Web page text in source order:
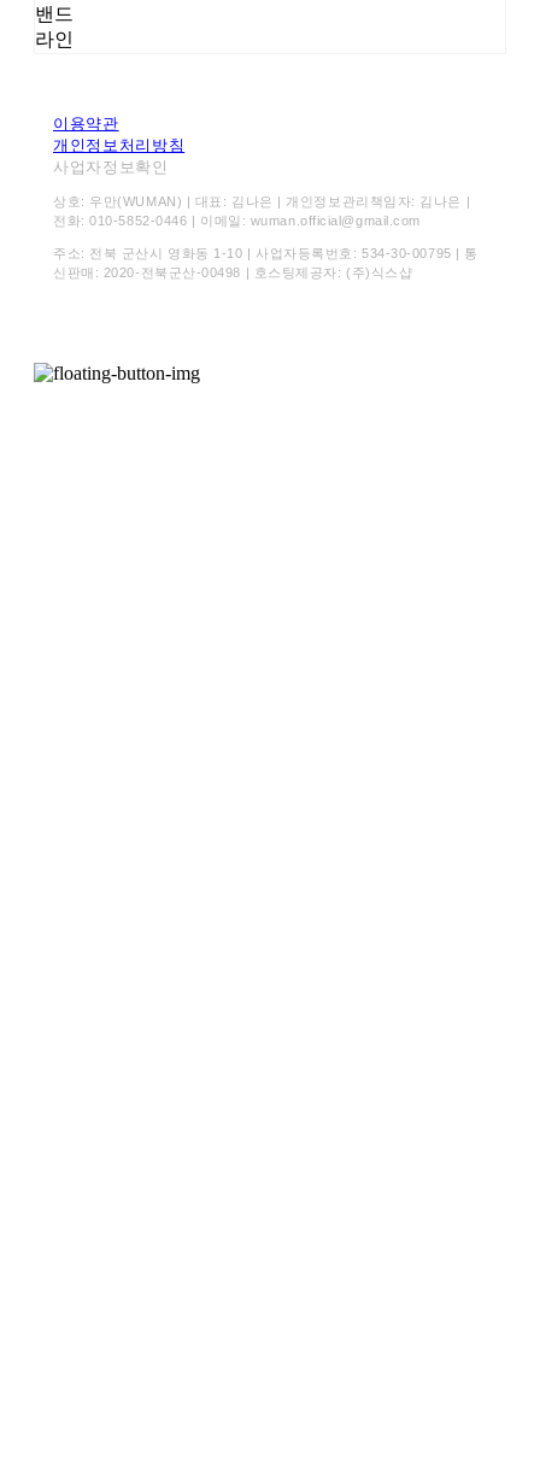
밴드
라인
이용약관
개인정보처리방침
사업자정보확인
상호: 우만(WUMAN) | 대표: 김나은 | 개인정보관리책임자: 김나은 |
전화: 010-5852-0446 | 이메일: wuman.official@gmail.com
주소: 전북 군산시 영화동 1-10 | 사업자등록번호:534-30-00795 | 통
신판매: 2020-전북군산-00498 | 호스팅제공자: (주)식스샵